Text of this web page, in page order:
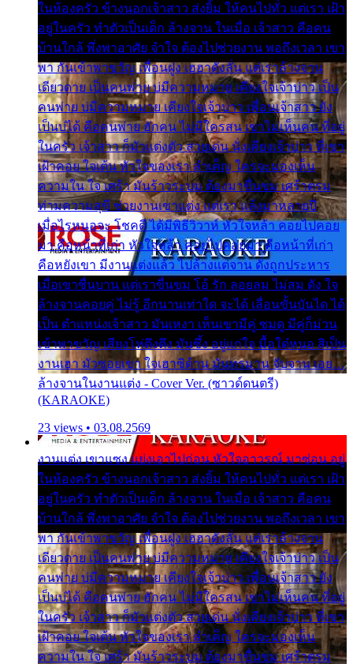
ในห้องครัว ข้างนอกเจ้าสาว ส่งยิ้ม ให้คนไปทั่ว แต่เรา เฝ้า
อยู่ในครัว ทำตัวเป็นเด็ก ล้างจาน ในเมื่อ เจ้าสาว คือคน
บ้านใกล้ พึ่งพาอาศัย จำใจ ต้องไปช่วยงาน พอถึงเวลา เขา
พา กันเข้าพาขวัญ เพื่อนฝูง เฮฮาดังลั่น แต่เราล้างจาน
เดียวดาย เป็นคนพ่าย บ่มีความหมาย เคียงใจเจ้าบ่าว เป็น
คนพ่าย บ่มีความหมาย เคียงใจเจ้าบ่าว เพื่อนเจ้าสาว ยัง
เป็นบ่ได้ คือคนพ่าย ฮักคน ไม่มีใครสน เขาไม่เห็นคน ที่อยู่
ในครัว เจ้าสาว ก็มัวแต่งตัว สวยเด่น นั่งเคียงเจ้าบ่าว ที่เขา
เฝ้าคอย ใจเต้น หัวใจของเรา ลำเค็ญ ใครจะมองเห็น
ความใน ใจ เศร้า มันร้าวระบม ต้องมาขื่นขม เศร้าตรม
ท่ามความสุขี ช่วยงานเขาแต่ง แต่เรา แล้งมาหลายปี
เมื่อไรหนอจะ โชคดี ได้มีพิธีวิวาห์ หัวใจหล้า คอยไปคอย
มา คือหน้าที่เก่า หัวใจหล้า คอยไปคอยมา คือหน้าที่เก่า
คือหยังเขา มีงานแต่งแล้ว ไปล้างแต่จาน ดั่งถูกประหาร
เมื่อเขาชื่นบาน แต่เราขื่นขม โอ้ รัก ลอยลม ไม่สม ดัง ใจ
ล้างจานคอยคู่ ไม่รู้ อีกนานเท่าใด จะได้ เลื่อนขั้นบันได ได้
เป็น ตำแหน่งเจ้าสาว มันเหงา เห็นเขามีคู่ ซมดู มีคู่ก็ม่วน
เข้าพาขวัญ เสียงโห่ตึงตึง มันซึ้ง อยู่แก่ใจ มื้อใด๋หนอ สิเป็น
งานเฮา มัวซอยเขา ใจเฮาซิด้าน มันทรมาน จับจาน เอย…
ล้างจานในงานแต่ง - Cover Ver. (ซาวด์ดนตรี)
(KARAOKE)
23 views • 03.08.2569
งานแต่ง เขาแซง แย่งเอาไปก่อน หัวใจอาวรณ์ มาซ่อน อยู่
ในห้องครัว ข้างนอกเจ้าสาว ส่งยิ้ม ให้คนไปทั่ว แต่เรา เฝ้า
อยู่ในครัว ทำตัวเป็นเด็ก ล้างจาน ในเมื่อ เจ้าสาว คือคน
บ้านใกล้ พึ่งพาอาศัย จำใจ ต้องไปช่วยงาน พอถึงเวลา เขา
พา กันเข้าพาขวัญ เพื่อนฝูง เฮฮาดังลั่น แต่เราล้างจาน
เดียวดาย เป็นคนพ่าย บ่มีความหมาย เคียงใจเจ้าบ่าว เป็น
คนพ่าย บ่มีความหมาย เคียงใจเจ้าบ่าว เพื่อนเจ้าสาว ยัง
เป็นบ่ได้ คือคนพ่าย ฮักคน ไม่มีใครสน เขาไม่เห็นคน ที่อยู่
ในครัว เจ้าสาว ก็มัวแต่งตัว สวยเด่น นั่งเคียงเจ้าบ่าว ที่เขา
เฝ้าคอย ใจเต้น หัวใจของเรา ลำเค็ญ ใครจะมองเห็น
ความใน ใจ เศร้า มันร้าวระบม ต้องมาขื่นขม เศร้าตรม